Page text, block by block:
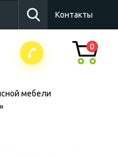
Контакты
0
мебели